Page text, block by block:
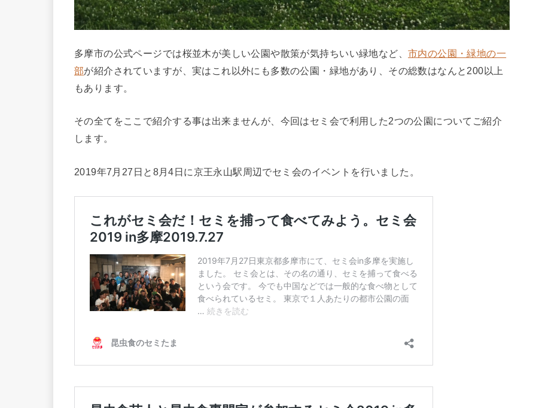
多摩市の公式ページでは桜並木が美しい公園や散策が気持ちいい緑地など、市内の公園・緑地の一
部が紹介されていますが、実はこれ以外にも多数の公園・緑地があり、その総数はなんと200以上
もあります。
その全てをここで紹介する事は出来ませんが、今回はセミ会で利用した2つの公園についてご紹介
します。
2019年7月27日と8月4日に京王永山駅周辺でセミ会のイベントを行いました。